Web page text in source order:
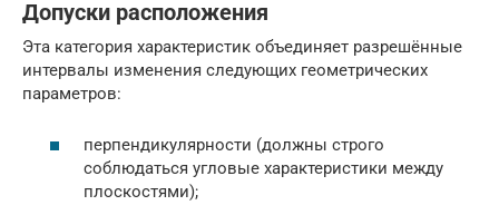
Допуски расположения
Эта категория характеристик объединяет разрешённые
интервалы изменения следующих геометрических
параметров:
перпендикулярности (должны строго
соблюдаться угловые характеристики между
плоскостями);